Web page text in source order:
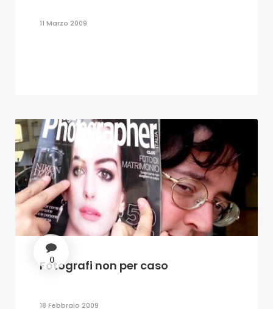
11 Marzo 2009
0
Fotografi non per caso
18 Febbraio 2009